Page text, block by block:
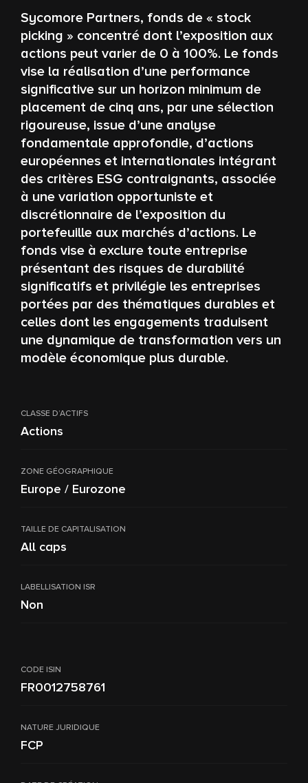
Sycomore Partners, fonds de « stock
picking » concentré dont l’exposition aux
actions peut varier de 0 à 100%. Le fonds
vise la réalisation d’une performance
significative sur un horizon minimum de
placement de cinq ans, par une sélection
rigoureuse, issue d’une analyse
fondamentale approfondie, d’actions
européennes et internationales intégrant
des critères ESG contraignants, associée
à une variation opportuniste et
discrétionnaire de l’exposition du
portefeuille aux marchés d’actions. Le
fonds vise à exclure toute entreprise
présentant des risques de durabilité
significatifs et privilégie les entreprises
portées par des thématiques durables et
celles dont les engagements traduisent
une dynamique de transformation vers un
modèle économique plus durable.
CLASSE D’ACTIFS
Actions
ZONE GÉOGRAPHIQUE
Europe / Eurozone
TAILLE DE CAPITALISATION
All caps
LABELLISATION ISR
Non
CODE ISIN
FR0012758761
NATURE JURIDIQUE
FCP